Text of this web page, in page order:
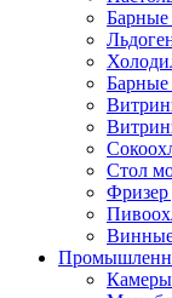
Барные
Стол
Фризер